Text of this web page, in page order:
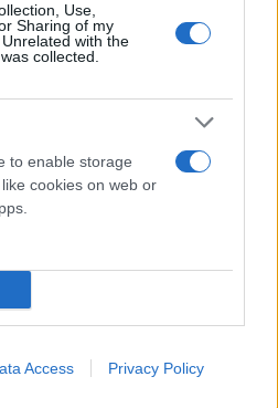
Use,
Sharing of my
with the
collected.
to enable storage
cookies on web or
Access Privacy Policy